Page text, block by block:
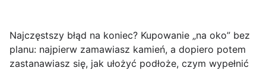
Najczęstszy błąd na koniec? Kupowanie „na oko” bez
planu: najpierw zamawiasz kamień, a dopiero potem
zastanawiasz się, jak ułożyć podłoże, czym wypełnić